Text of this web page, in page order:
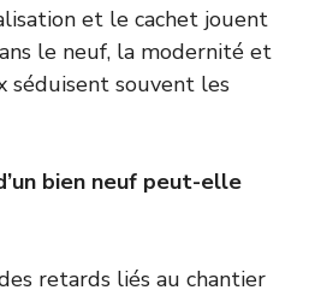
et le cachet jouent
le neuf, la modernité et
séduisent souvent les
bien neuf peut-elle
retards liés au chantier